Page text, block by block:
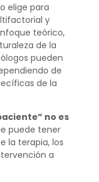
elige para
y
teórico,
de la
pueden
de
de la
no es
puede tener
la terapia, los
a